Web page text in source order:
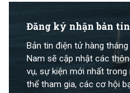
Đăng ký nhận bản tin
Bản tin điện tử hàng
Nam sẽ cập nhật các
vụ, sự kiện mới nhất
thể tham gia, các cơ hội